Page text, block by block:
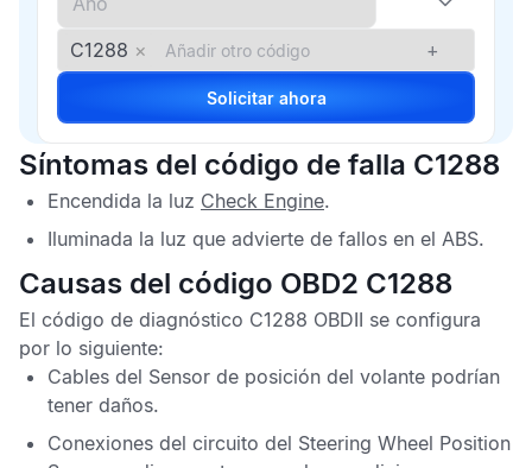
C1288 × +
Solicitar ahora
Síntomas del código de falla C1288
Encendida la luz Check Engine.
Iluminada la luz que advierte de fallos en el ABS.
Causas del código OBD2 C1288
El código de diagnóstico C1288 OBDII se configura
por lo siguiente:
Cables del Sensor de posición del volante podrían
tener daños.
Conexiones del circuito del Steering Wheel Position